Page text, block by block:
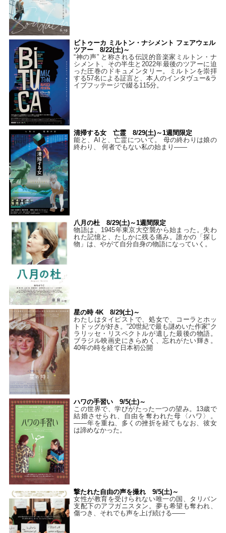
ビトゥーカ ミルトン・ナシメント フェアウェル
ツアー 8/22(土)～
“神の声” と称される伝説的音楽家ミルトン・ナ
シメント、その半生と2022年最後のツアーに迫
った圧巻のドキュメンタリー。ミルトンを崇拝
する57名による証言と、本人のインタヴュー&ラ
イブフッテージで綴る115分。
清掃する女 亡霊 8/29(土)～1週間限定
能と、AIと、亡霊について。 母の終わりは娘の
終わり、 何者でもない私の始まり――
八月の杜 8/29(土)～1週間限定
物語は、1945年東京大空襲から始まった。失わ
れた記憶と、たしかに残る痛み。誰かの「探し
物」は、やがて自分自身の物語になっていく。
星の時 4K 8/29(土)～
わたしはタイピストで、処⼥で、コーラとホッ
トドッグが好き。“20世紀で最も謎めいた作家”ク
ラリッセ・リスペクトルが遺した最後の物語。
ブラジル映画史にきらめく、忘れがたい輝き。
40年の時を経て⽇本初公開
ハワの手習い 9/5(土)～
この世界で、学びがたった一つの望み。13歳で
結婚させられ、自由を奪われた母〈ハワ〉。
——年を重ね、多くの挫折を経てもなお、彼女
は諦めなかった。
撃たれた自由の声を撮れ 9/5(土)～
女性が教育を受けられない唯一の国、タリバン
支配下のアフガニスタン。夢も希望も奪われ、
傷つき、それでも声を上げ続ける——